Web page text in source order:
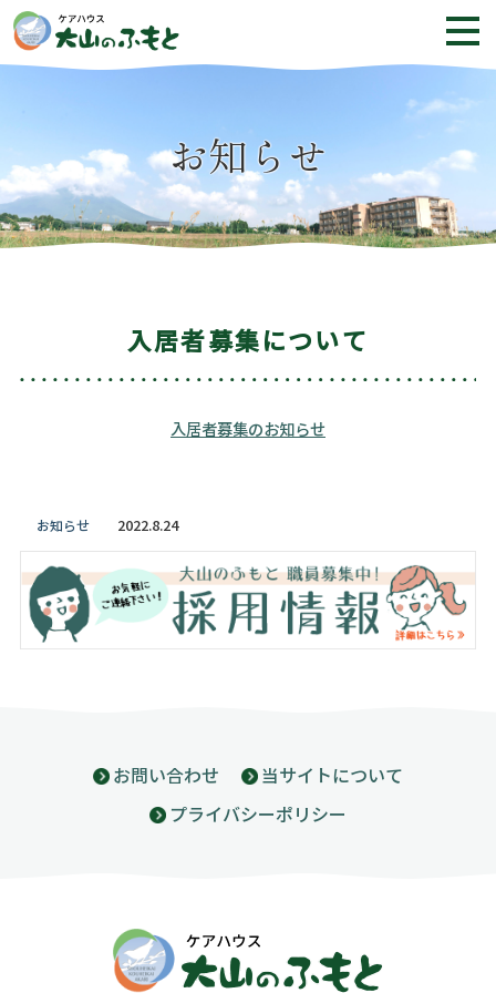
お知らせ
入居者募集について
入居者募集のお知らせ
お知らせ 2022.8.24
お問い合わせ
当サイトについて
プライバシーポリシー